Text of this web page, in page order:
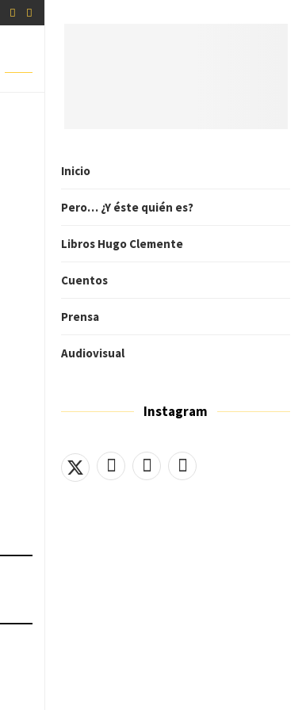
Inicio
Pero… ¿Y éste quién es?
Libros Hugo Clemente
Cuentos
Prensa
Audiovisual
Instagram